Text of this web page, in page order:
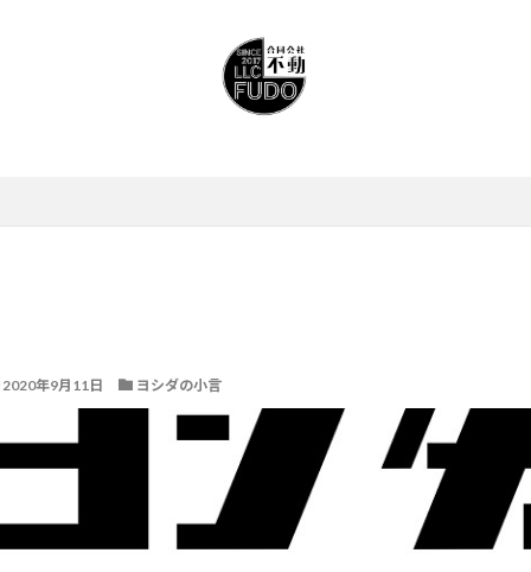
2020年9月11日 ヨシダの小言